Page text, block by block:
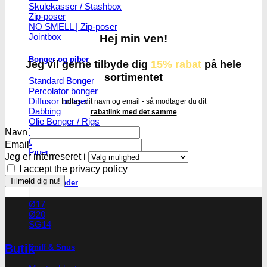
Skulekasser / Stashbox
Zip-poser
NO SMELL | Zip-poser
Jointbox
Bonger og piber
Standard Bonger
Percolator bonger
Diffusor bonger
Dabbing
Olie Bonger / Rigs
Tjubanger
Chillum
Piber
Bonghoveder
Ø17
Ø20
SG14
Sniff & Snus
Hej min ven!
Jeg vil gerne tilbyde dig 15% rabat på hele
sortimentet
Indtast dit navn og email - så modtager du dit
rabatlink med det samme
Navn
Email
Jeg er interreseret i
I accept the privacy policy
Butik